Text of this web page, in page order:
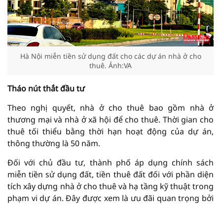
Hà Nội miễn tiền sử dụng đất cho các dự án nhà ở cho
thuê. Ảnh:VA
Tháo nút thắt đầu tư
Theo nghị quyết, nhà ở cho thuê bao gồm nhà ở
thương mại và nhà ở xã hội để cho thuê. Thời gian cho
thuê tối thiểu bằng thời hạn hoạt động của dự án,
thông thường là 50 năm.
Đối với chủ đầu tư, thành phố áp dụng chính sách
miễn tiền sử dụng đất, tiền thuê đất đối với phần diện
tích xây dựng nhà ở cho thuê và hạ tầng kỹ thuật trong
phạm vi dự án. Đây được xem là ưu đãi quan trọng bởi